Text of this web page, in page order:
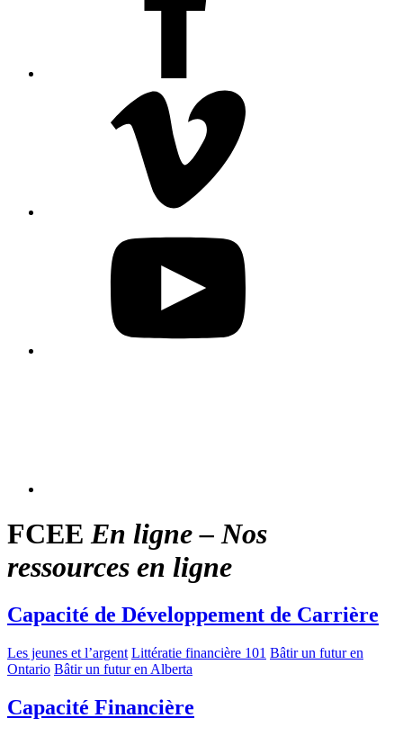
FCEE En ligne – Nos
ressources en ligne
Capacité de Développement de Carrière
Les jeunes et l’argent Littératie financière 101 Bâtir un futur en
Ontario Bâtir un futur en Alberta
Capacité Financière